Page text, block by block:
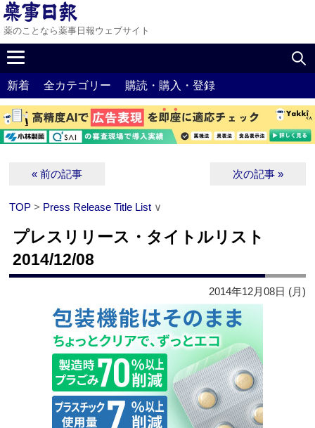
薬のことなら薬事日報ウェブサイト
新着 全カテゴリー 購読・購入・登録
« 前の記事 次の記事 »
TOP > Press Release Title List ∨
プレスリリース・タイトルリスト
2014/12/08
2014年12月08日 (月)